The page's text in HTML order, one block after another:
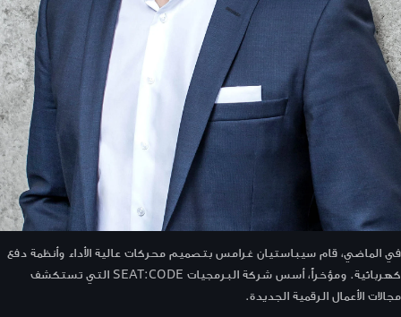
في الماضي، قام سيباستيان غرامس بتصميم محركات عالية الأداء وأنظمة دفع
كهربائية. ومؤخراً، أسس شركة البرمجيات SEAT:CODE التي تستكشف
مجالات الأعمال الرقمية الجديدة.